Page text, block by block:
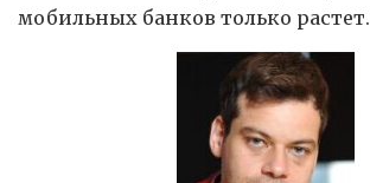
мобильных банков только растет.